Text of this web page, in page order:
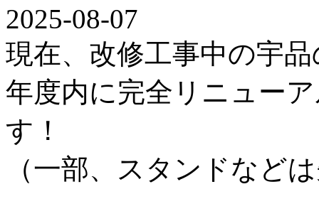
2025-08-07
現在、改修工事中の宇
年度内に完全リニュー
す！
（一部、スタンドなど